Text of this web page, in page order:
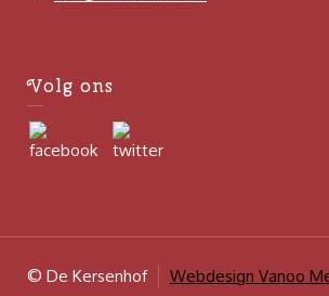
Volg ons
© De Kersenhof Webdesign Vanoo